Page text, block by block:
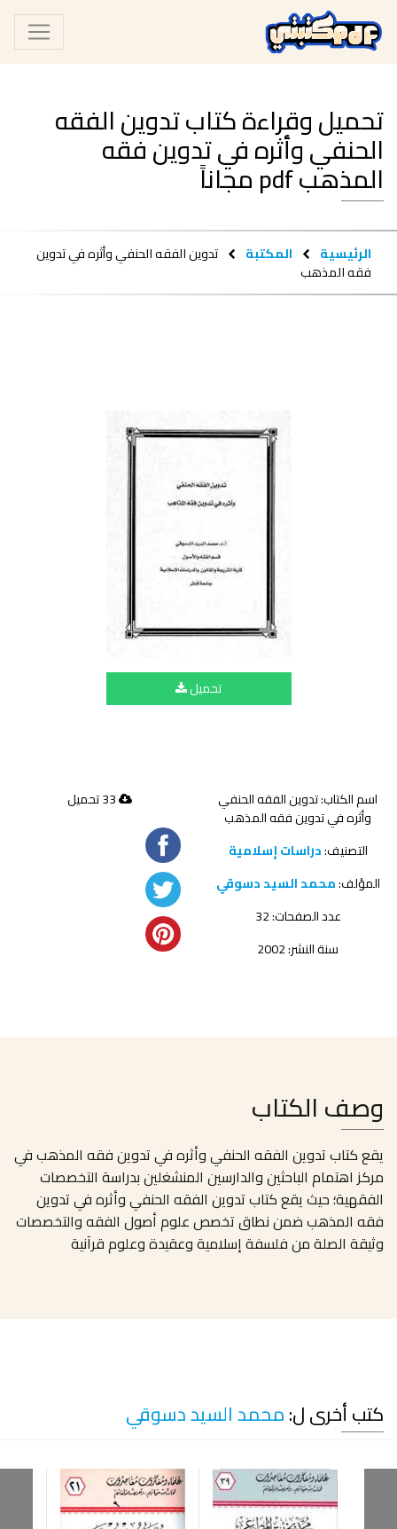
تحميل وقراءة كتاب تدوين الفقه
الحنفي وأثره في تدوين فقه
المذهب pdf مجاناً
الرئيسية المكتبة تدوين الفقه الحنفي وأثره في تدوين
فقه المذهب
تحميل
اسم الكتاب: تدوين الفقه الحنفي
وأثره في تدوين فقه المذهب
التصنيف:دراسات إسلامية
المؤلف:محمد السيد دسوقي
عدد الصفحات: 32
سنة النشر: 2002
وصف الكتاب
يقع كتاب تدوين الفقه الحنفي وأثره في تدوين فقه المذهب في
مركز اهتمام الباحثين والدارسين المنشغلين بدراسة التخصصات
الفقهية؛ حيث يقع كتاب تدوين الفقه الحنفي وأثره في تدوين
فقه المذهب ضمن نطاق تخصص علوم أصول الفقه والتخصصات
وثيقة الصلة من فلسفة إسلامية وعقيدة وعلوم قرآنية
كتب أخرى ل:محمد السيد دسوقي